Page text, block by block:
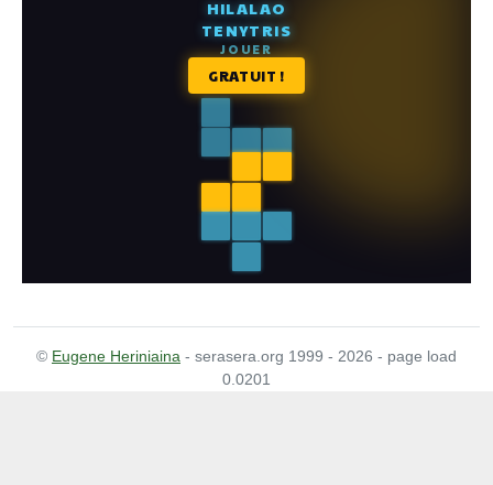
© Eugene Heriniaina - serasera.org 1999 - 2026 - page load
0.0201